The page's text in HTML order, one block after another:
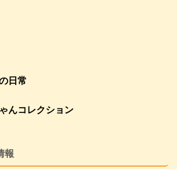
日常
んコレクション
報